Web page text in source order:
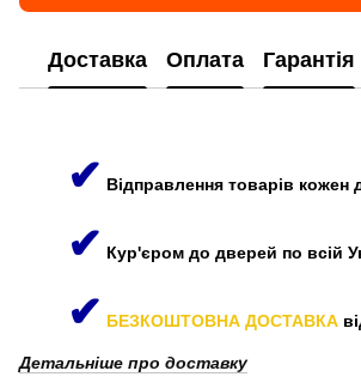
Доставка Оплата Гарантія
✔ Відправлення товарів кожен
✔ Кур'єром до дверей по всій
✔ БЕЗКОШТОВНА ДОСТАВКА
Детальніше про доставку